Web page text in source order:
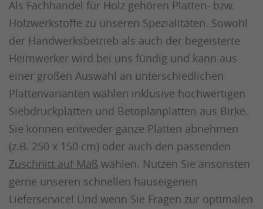
Als Fachhandel für Holz gehören Platten- bzw.
Holzwerkstoffe zu unseren Spezialitäten. Sowohl
der Handwerksbetrieb als auch der begeisterte
Heimwerker wird bei uns fündig und kann aus
einer großen Auswahl an unterschiedlichen
Plattenvarianten wählen inklusive hochwertigen
Siebdruckplatten und Betoplanplatten aus Birke.
Sie können entweder ganze Platten abnehmen
(z.B. 250 x 150 cm) oder auch den passenden
Zuschnitt auf Maß wählen. Nutzen Sie ansonsten
gerne unseren schnellen hauseigenen
Lieferservice! Und wenn Sie Fragen zur optimalen